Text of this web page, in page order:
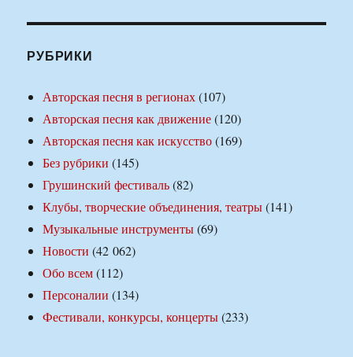
РУБРИКИ
Авторская песня в регионах(107)
Авторская песня как движение(120)
Авторская песня как искусство(169)
Без рубрики (145)
Грушинский фестиваль(82)
Клубы, творческие объединения, театры(141)
Музыкальные инструменты(69)
Новости (42 062)
Обо всем(112)
Персоналии (134)
Фестивали, конкурсы, концерты(233)